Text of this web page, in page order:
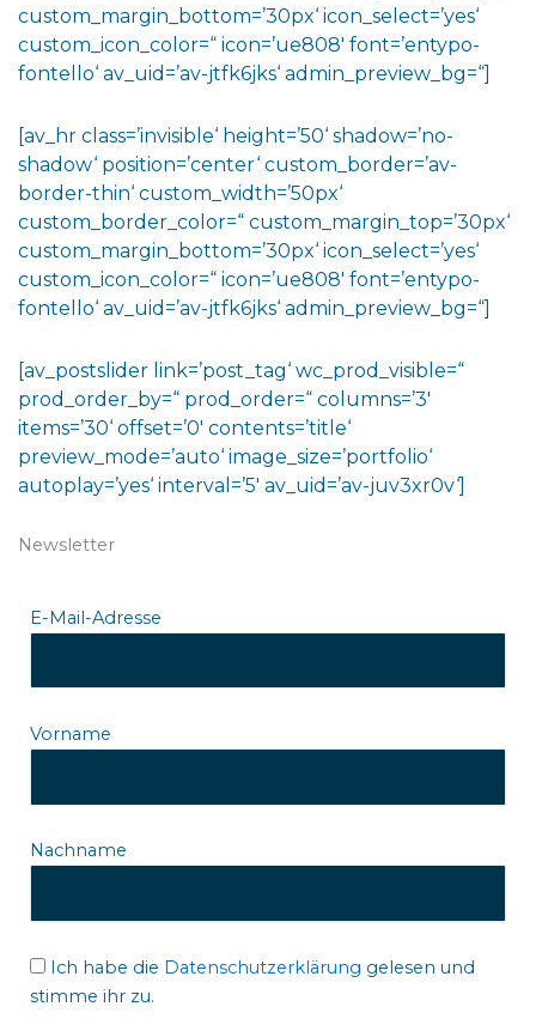
custom_margin_bottom=’30px‘ icon_select=’yes‘
custom_icon_color=“ icon=’ue808′ font=’entypo-
fontello‘ av_uid=’av-jtfk6jks‘ admin_preview_bg=“]
[av_hr class=’invisible‘ height=’50‘ shadow=’no-
shadow‘ position=’center‘ custom_border=’av-
border-thin‘ custom_width=’50px‘
custom_border_color=“ custom_margin_top=’30px‘
custom_margin_bottom=’30px‘ icon_select=’yes‘
custom_icon_color=“ icon=’ue808′ font=’entypo-
fontello‘ av_uid=’av-jtfk6jks‘ admin_preview_bg=“]
[av_postslider link=’post_tag‘ wc_prod_visible=“
prod_order_by=“ prod_order=“ columns=’3′
items=’30‘ offset=’0′ contents=’title‘
preview_mode=’auto‘ image_size=’portfolio‘
autoplay=’yes‘ interval=’5′ av_uid=’av-juv3xr0v‘]
Newsletter
E-Mail-Adresse
Vorname
Nachname
Ich habe die Datenschutzerklärung gelesen und
stimme ihr zu.